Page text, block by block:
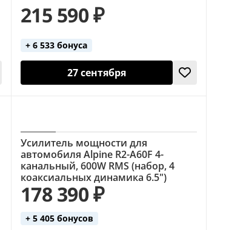
215 590 ₽
+ 6 533 бонуса
27 сентября
Усилитель мощности для
автомобиля Alpine R2-A60F 4-
канальный, 600W RMS (набор, 4
коаксиальных динамика 6.5")
178 390 ₽
+ 5 405 бонусов